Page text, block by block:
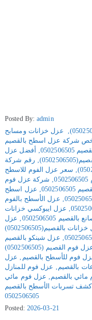
Posted By:admin
‚
عزل خزانات ومسابح
شركة عزل اسطح بالقصيم
‚
أفضل عزل
‚ رقم شركة
‚ سعر عزل الفوم للاسطح
‚ شركة عزل فوم
‚ عزل اسطح
‚ عزل الأسطح بالفوم
‚ عزل ايبوكسي خزانات
0502506505
‚ عزل
بالقصيم(0502506505)
‚ عزل شينكو بالقصيم
فوم القصيم (0502506505)
فوم للأسطح بالقصيم ‚ عزل
بالقصيم‚ عزل فوم للمنازل
بالقصيم‚ عزل فوم مائي
كشف تسربات الأسطح بالقصيم
0502506505
Posted: 2026-03-21